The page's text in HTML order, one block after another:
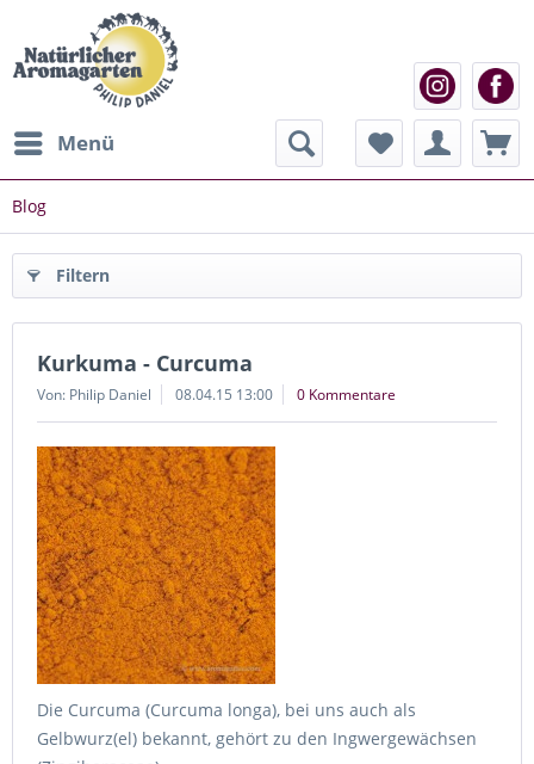
Menü
Blog
Filtern
Kurkuma - Curcuma
Von: Philip Daniel 08.04.15 13:00 0 Kommentare
Die Curcuma (Curcuma longa), bei uns auch als
Gelbwurz(el) bekannt, gehört zu den Ingwergewächsen